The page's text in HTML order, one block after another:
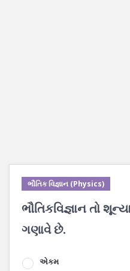
ભૌતિક વિજ્ઞાન (Physics)
ભૌતિકવિજ્ઞાન તો
ગણાવે છે.
એકમ